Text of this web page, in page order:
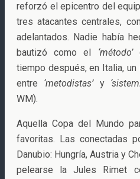
reforzó el epicentro del
tres atacantes centrales,
adelantados. Nadie había
bautizó como el ‘método’
tiempo después, en Italia,
entre ‘metodistas’y
WM).
Aquella Copa del Mundo
favoritas. Las conectadas
Danubio: Hungría, Austria y
pelearse la Jules Rimet